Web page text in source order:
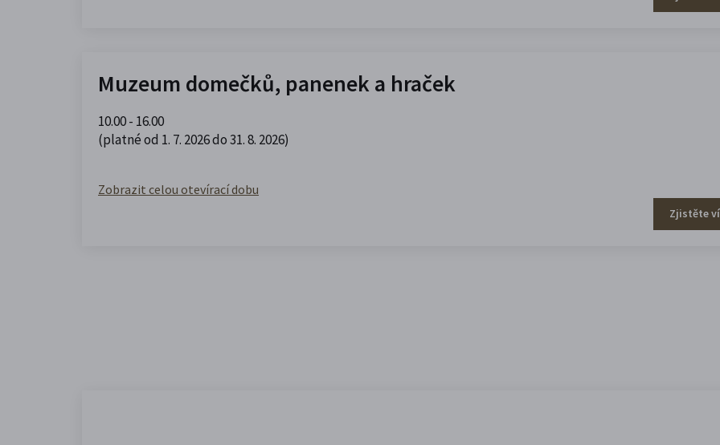
Muzeum domečků, panenek a hraček
10.00 - 16.00
(platné od 1. 7. 2026 do 31. 8. 2026)
Zobrazit celou otevírací dobu
Zjistěte